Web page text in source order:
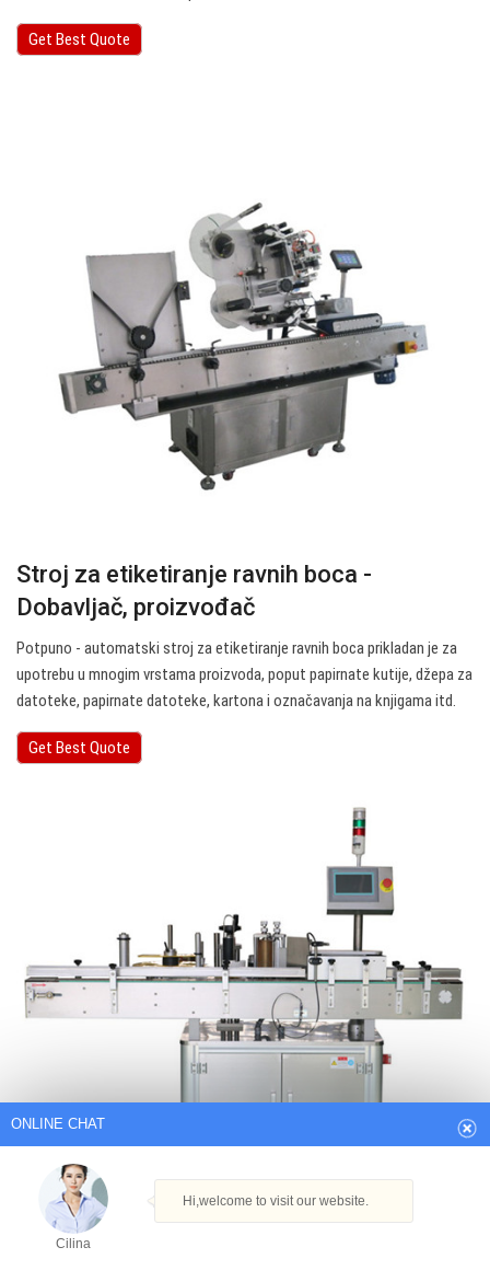
Get Best Quote
Stroj za etiketiranje ravnih boca -
Dobavljač, proizvođač
Potpuno - automatski stroj za etiketiranje ravnih boca prikladan je za
upotrebu u mnogim vrstama proizvoda, poput papirnate kutije, džepa za
datoteke, papirnate datoteke, kartona i označavanja na knjigama itd.
Get Best Quote
ONLINE CHAT
Hi,welcome to visit our website.
Cilina